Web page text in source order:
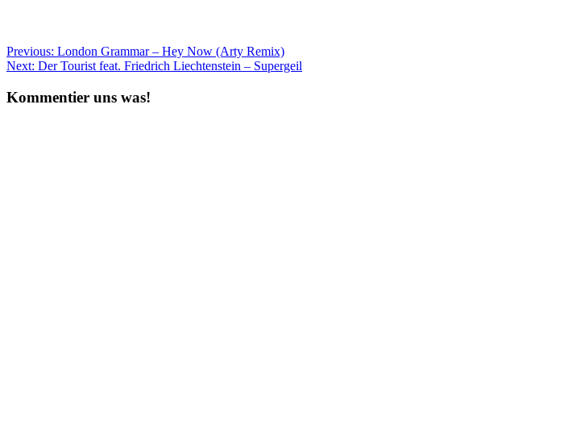
Beitragsnavigation
Previous: London Grammar – Hey Now (Arty Remix)
Next: Der Tourist feat. Friedrich Liechtenstein – Supergeil
Kommentier uns was!